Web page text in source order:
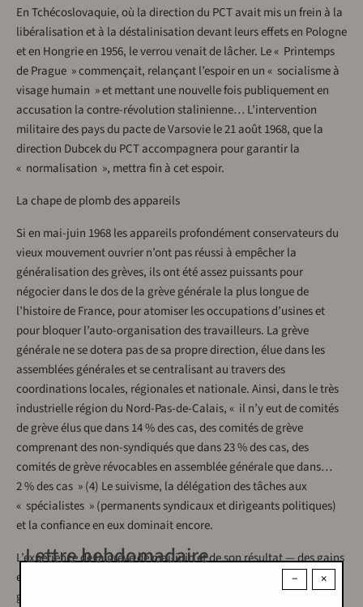
En Tchécoslovaquie, où la direction du PCT avait mis un frein à la
libéralisation et à la déstalinisation devant leurs effets en Pologne
et en Hongrie en 1956, le verrou venait de lâcher. Le « Printemps
de Prague » commençait, relançant l’espoir en un « socialisme à
visage humain » et mettant une nouvelle fois publiquement en
accusation la contre-révolution stalinienne… L’intervention
militaire des pays du pacte de Varsovie le 21 août 1968, que la
direction Dubcek du PCT accompagnera pour garantir la
« normalisation », mettra fin à cet espoir.
La chape de plomb des appareils
Si en mai-juin 1968 les appareils profondément conservateurs du
vieux mouvement ouvrier n’ont pas réussi à empêcher la
généralisation des grèves, ils ont été assez puissants pour
négocier dans le dos de la grève générale la plus longue de
l’histoire de France, pour atomiser les occupations d’usines et
pour bloquer l’auto-organisation des travailleurs. La grève
générale ne se dotera pas de sa propre direction, élue dans les
assemblées générales et se centralisant au travers des
coordinations locales, régionales et nationale. Ainsi, dans le très
industrielle région du Nord-Pas-de-Calais, « il n’y eut de comités
de grève élus que dans 14 % des cas, des comités de grève
comprenant des non-syndiqués que dans 23 % des cas, des
comités de grève révocables en assemblée générale que dans…
2 % des cas » (4) Le suivisme, la délégation des tâches aux
« spécialistes » (permanents syndicaux et dirigeants politiques)
et la confiance en eux dominait encore.
L’expérience de la grève de mai-juin et de son résultat — des gains
en deçà de ce qui fut obtenu en 1936 et à la Libération alors que la
grève était plus longue et plus massive — ouvrira les premières
×
−
Lettre hebdomadaire